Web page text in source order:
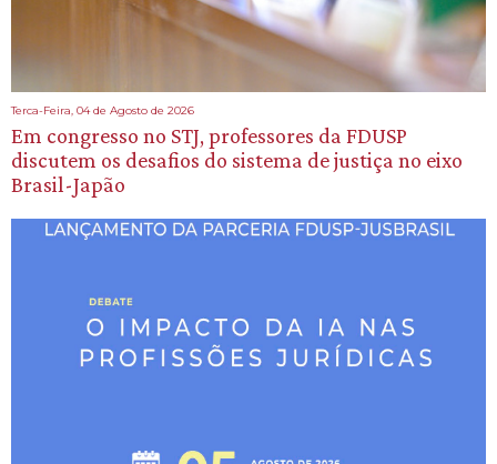
Terca-Feira, 04 de Agosto de 2026
Em congresso no STJ, professores da FDUSP
discutem os desafios do sistema de justiça no eixo
Brasil-Japão